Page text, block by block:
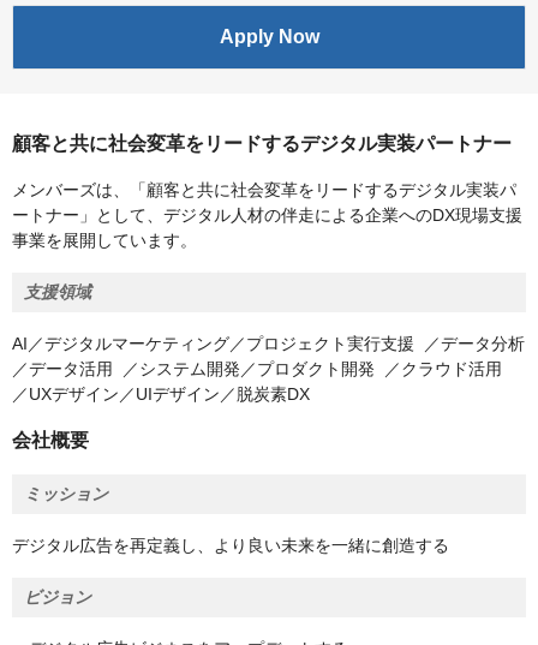
Apply Now
顧客と共に社会変革をリードするデジタル実装パートナー
メンバーズは、「顧客と共に社会変革をリードするデジタル実装パ
ートナー」として、デジタル人材の伴走による企業へのDX現場支援
事業を展開しています。
支援領域
AI／デジタルマーケティング／プロジェクト実行支援 ／データ分析
／データ活用 ／システム開発／プロダクト開発 ／クラウド活用
／UXデザイン／UIデザイン／脱炭素DX
会社概要
ミッション
デジタル広告を再定義し、より良い未来を一緒に創造する
ビジョン